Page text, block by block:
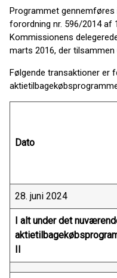
Programmet gennemføres
forordning nr. 596/2014 af
Kommissionens
marts 2016, der tilsammen
Følgende transaktioner er
Dato
28. juni 2024
I alt under det
II